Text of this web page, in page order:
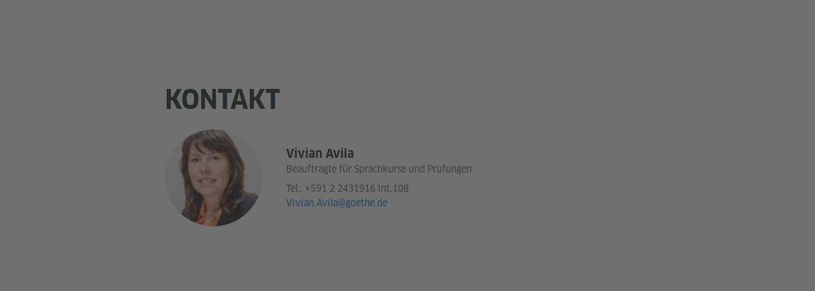
KONTAKT
Vivian Avila
Beauftragte für Sprachkurse und Prüfungen
Tel.: +591 2 2431916 Int.108
Vivian.Avila@goethe.de